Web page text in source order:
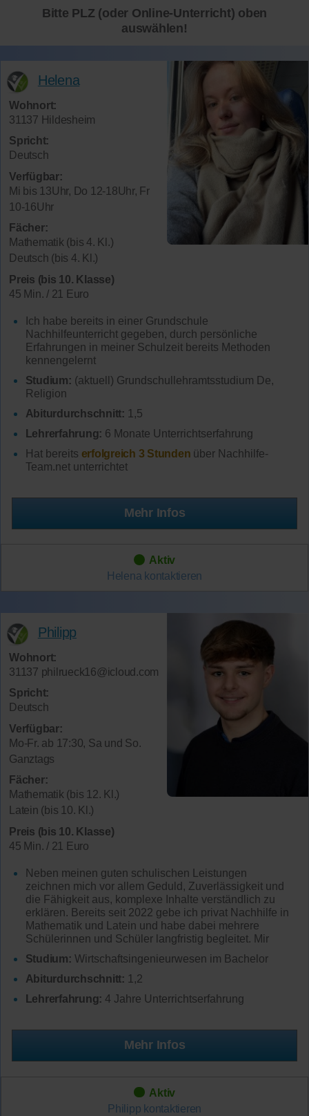
Bitte PLZ (oder Online-Unterricht) oben
auswählen!
Helena
Wohnort:
31137 Hildesheim
Spricht:
Deutsch
Verfügbar:
Mi bis 13Uhr, Do 12-18Uhr, Fr
10-16Uhr
Fächer:
Mathematik (bis 4. Kl.)
Deutsch (bis 4. Kl.)
Preis (bis 10. Klasse)
45 Min. / 21 Euro
Ich habe bereits in einer Grundschule
Nachhilfeunterricht gegeben, durch persönliche
Erfahrungen in meiner Schulzeit bereits Methoden
kennengelernt
Studium: (aktuell) Grundschullehramtsstudium De,
Religion
Abiturdurchschnitt: 1,5
Lehrerfahrung: 6 Monate Unterrichtserfahrung
Hat bereits erfolgreich 3 Stunden über Nachhilfe-
Team.net unterrichtet
Mehr Infos
Aktiv
Helena kontaktieren
Philipp
Wohnort:
31137 philrueck16@icloud.com
Spricht:
Deutsch
Verfügbar:
Mo-Fr. ab 17:30, Sa und So.
Ganztags
Fächer:
Mathematik (bis 12. Kl.)
Latein (bis 10. Kl.)
Preis (bis 10. Klasse)
45 Min. / 21 Euro
Neben meinen guten schulischen Leistungen
zeichnen mich vor allem Geduld, Zuverlässigkeit und
die Fähigkeit aus, komplexe Inhalte verständlich zu
erklären. Bereits seit 2022 gebe ich privat Nachhilfe in
Mathematik und Latein und habe dabei mehrere
Schülerinnen und Schüler langfristig begleitet. Mir
Studium: Wirtschaftsingenieurwesen im Bachelor
Abiturdurchschnitt: 1,2
Lehrerfahrung: 4 Jahre Unterrichtserfahrung
Mehr Infos
Aktiv
Philipp kontaktieren